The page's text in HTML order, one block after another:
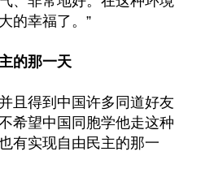
的幸福了。”
的那一天
且得到中国许多同道好友
希望中国同胞学他走这种
有实现自由民主的那一